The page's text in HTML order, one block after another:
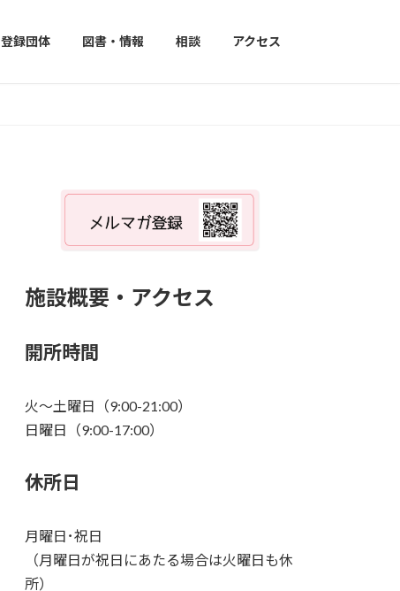
登録団体 図書・情報 相談 アクセス
施設概要・アクセス
開所時間
火～土曜日（9:00-21:00）
日曜日（9:00-17:00）
休所日
月曜日･祝日
（月曜日が祝日にあたる場合は火曜日も休
所）